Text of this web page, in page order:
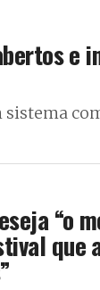
e
sistema
“o
que